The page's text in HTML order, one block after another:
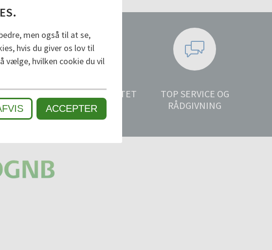
men også til at se,
hvis du giver os lov til
vælge, hvilken cookie du vil
ACCEPTER
PREMIUM KVALITET
SIDEN 1947
TOP SERVICE OG
RÅDGIVNING